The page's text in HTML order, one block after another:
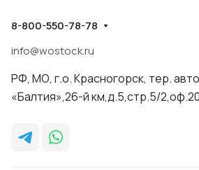
8-800-550-78-78
info@wostock.ru
РФ, МО, г.о. Красногорск, тер.
«Балтия»,26-й км,д.5,стр.5/